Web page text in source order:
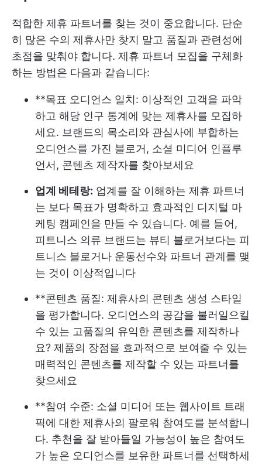
적합한 제휴 파트너를 찾는 것이 중요합니다. 단순
히 많은 수의 제휴사만 찾지 말고 품질과 관련성에
초점을 맞춰야 합니다. 제휴 파트너 모집을 구체화
하는 방법은 다음과 같습니다:
**목표 오디언스 일치: 이상적인 고객을 파악
하고 해당 인구 통계에 맞는 제휴사를 모집하
세요. 브랜드의 목소리와 관심사에 부합하는
오디언스를 가진 블로거, 소셜 미디어 인플루
언서, 콘텐츠 제작자를 찾아보세요
업계 베테랑: 업계를 잘 이해하는 제휴 파트너
는 보다 목표가 명확하고 효과적인 디지털 마
케팅 캠페인을 만들 수 있습니다. 예를 들어,
피트니스 의류 브랜드는 뷰티 블로거보다는 피
트니스 블로거나 운동선수와 파트너 관계를 맺
는 것이 이상적입니다
**콘텐츠 품질: 제휴사의 콘텐츠 생성 스타일
을 평가합니다. 오디언스의 공감을 불러일으킬
수 있는 고품질의 유익한 콘텐츠를 제작하나
요? 제품의 장점을 효과적으로 보여줄 수 있는
매력적인 콘텐츠를 제작할 수 있는 파트너를
찾으세요
**참여 수준: 소셜 미디어 또는 웹사이트 트래
픽에 대한 제휴사의 팔로워 참여도를 분석합니
다. 추천을 잘 받아들일 가능성이 높은 참여도
가 높은 오디언스를 보유한 파트너를 선택하세